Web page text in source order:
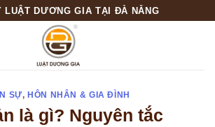
LUẬT DƯƠNG GIA TẠI ĐÀ NẴNG
SỰ, HÔN NHÂN & GIA ĐÌNH
là gì? Nguyên tắc